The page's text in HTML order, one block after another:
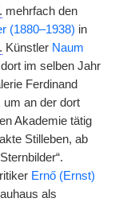
mehrfach den
(1880–1938) in
Künstler Naum
im selben Jahr
Ferdinand
um an der dort
Akademie tätig
Stilleben, ab
Ernő (Ernst)
als